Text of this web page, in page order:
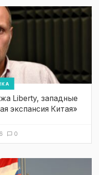
Liberty, западные
экспансия Китая»
0